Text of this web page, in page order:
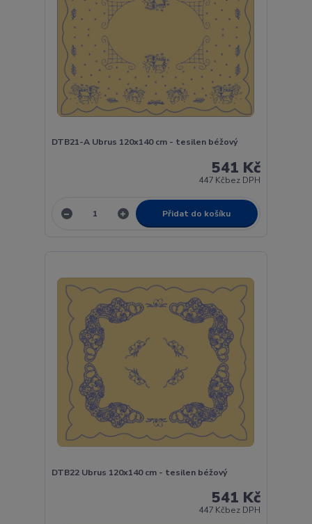
DTB21-A Ubrus 120x140 cm - tesilen béžový
541 Kč
447 Kčbez DPH
Přidat do košíku
DTB22 Ubrus 120x140 cm - tesilen béžový
541 Kč
447 Kčbez DPH